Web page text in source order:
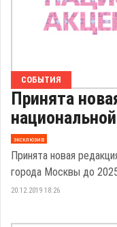
СОБЫТИЯ
Принята
эксклюзив
Принята новая
города Москвы до
20.12.2019 18:26